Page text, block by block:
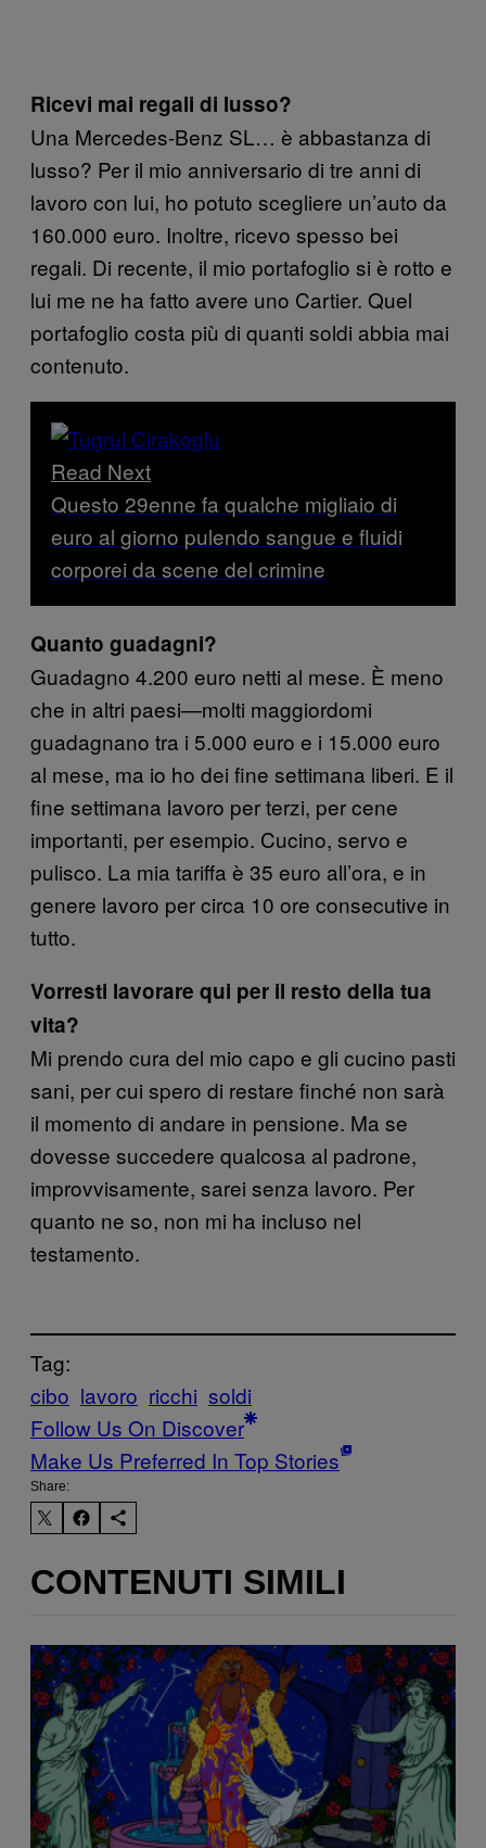
Ricevi mai regali di lusso?
Una Mercedes-Benz SL… è abbastanza di
lusso? Per il mio anniversario di tre anni di
lavoro con lui, ho potuto scegliere un’auto da
160.000 euro. Inoltre, ricevo spesso bei
regali. Di recente, il mio portafoglio si è rotto e
lui me ne ha fatto avere uno Cartier. Quel
portafoglio costa più di quanti soldi abbia mai
contenuto.
Read Next
Questo 29enne fa qualche migliaio di
euro al giorno pulendo sangue e fluidi
corporei da scene del crimine
Quanto guadagni?
Guadagno 4.200 euro netti al mese. È meno
che in altri paesi—molti maggiordomi
guadagnano tra i 5.000 euro e i 15.000 euro
al mese, ma io ho dei fine settimana liberi. E il
fine settimana lavoro per terzi, per cene
importanti, per esempio. Cucino, servo e
pulisco. La mia tariffa è 35 euro all’ora, e in
genere lavoro per circa 10 ore consecutive in
tutto.
Vorresti lavorare qui per il resto della tua
vita?
Mi prendo cura del mio capo e gli cucino pasti
sani, per cui spero di restare finché non sarà
il momento di andare in pensione. Ma se
dovesse succedere qualcosa al padrone,
improvvisamente, sarei senza lavoro. Per
quanto ne so, non mi ha incluso nel
testamento.
Tag:
cibo lavoro ricchi soldi
Follow Us On Discover
Make Us Preferred In Top Stories
Share:
CONTENUTI SIMILI